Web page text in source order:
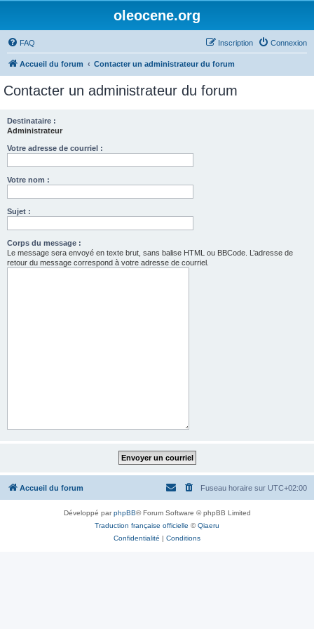
oleocene.org
FAQ Connexion
Inscription
Accueil du forum Contacter un administrateur du forum
Contacter un administrateur du forum
Destinataire :
Administrateur
Votre adresse de courriel :
Votre nom :
Sujet :
Corps du message :
Le message sera envoyé en texte brut, sans balise HTML ou BBCode. L’adresse de
retour du message correspond à votre adresse de courriel.
Accueil du forum Fuseau horaire sur UTC+02:00
Développé parphpBB® Forum Software © phpBB Limited
Traduction française officielle ©Qiaeru
Confidentialité | Conditions